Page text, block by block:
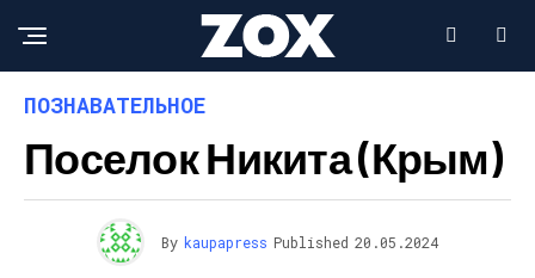
ПОЗНАВАТЕЛЬНОЕ
Поселок Никита (Крым)
By kaupapress Published 20.05.2024